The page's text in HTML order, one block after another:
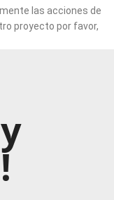
las acciones de
proyecto por favor,